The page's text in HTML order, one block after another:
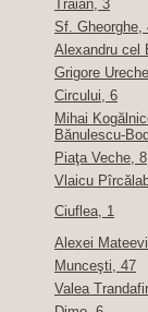
Traian, 3
Sf. Gheorghe,
Alexandru cel
Grigore
Circului, 6
Mihai
Bănulescu-
Piaţa Veche, 8
Vlaicu
Ciuflea, 1
Alexei
Munceşti, 47
Valea